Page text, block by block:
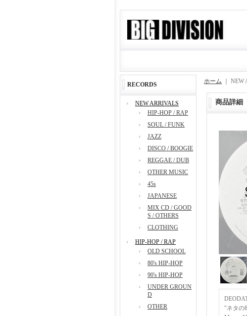
RECORDS
NEW ARRIVALS
HIP-HOP / RAP
SOUL / FUNK
JAZZ
DISCO / BOOGIE
REGGAE / DUB
OTHER MUSIC
45s
JAPANESE
MIX CD / GOOD
S / OTHERS
CLOTHING
HIP-HOP / RAP
OLD SCHOOL
80's HIP-HOP
90's HIP-HOP
UNDER GROUN
D
OTHER
ホーム ｜ NEW
商品詳細
"ネタの